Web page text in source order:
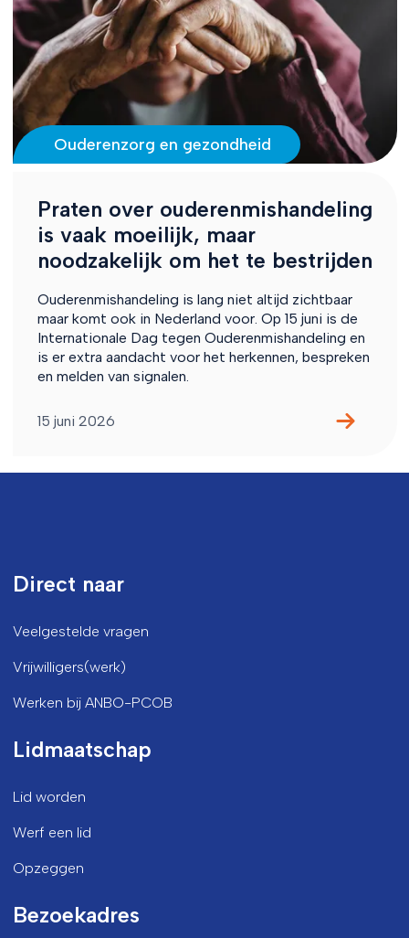
Ouderenzorg en gezondheid
Praten over ouderenmishandeling
is vaak moeilijk, maar
noodzakelijk om het te bestrijden
Ouderenmishandeling is lang niet altijd zichtbaar
maar komt ook in Nederland voor. Op 15 juni is de
Internationale Dag tegen Ouderenmishandeling en
is er extra aandacht voor het herkennen, bespreken
en melden van signalen.
15 juni 2026
Direct naar
Veelgestelde vragen
Vrijwilligers(werk)
Werken bij ANBO-PCOB
Lidmaatschap
Lid worden
Werf een lid
Opzeggen
Bezoekadres